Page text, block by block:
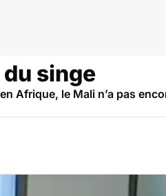
singe
Afrique, le Mali n’a pas